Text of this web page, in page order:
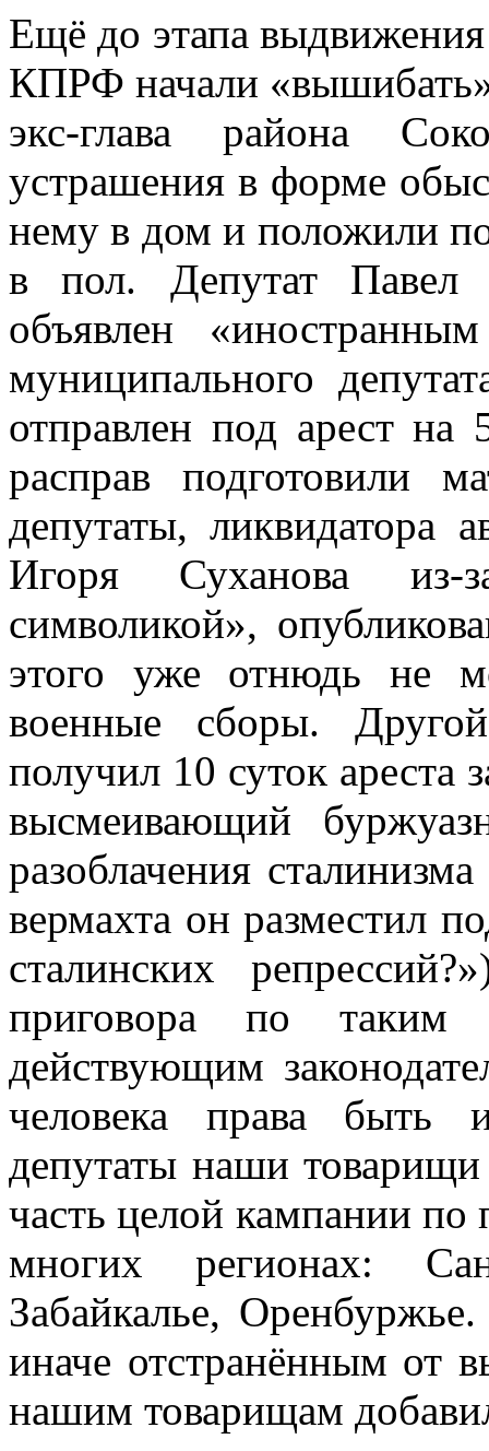
Ещё до этапа
КПРФ начали
экс-глава района
устрашения в форме
нему в дом и положили
в пол. Депутат Павел
объявлен
муниципального
отправлен под арест
расправ подготовили
депутаты, ликвидатора
Игоря Суханова из-
символикой»,
этого уже отнюдь не
военные сборы.
получил 10 суток ареста
высмеивающий
разоблачения
вермахта он разместил
сталинских
приговора по таким
действующим
человека права быть
депутаты наши
часть целой кампании
многих регионах:
Забайкалье,
иначе отстранённым от
нашим товарищам